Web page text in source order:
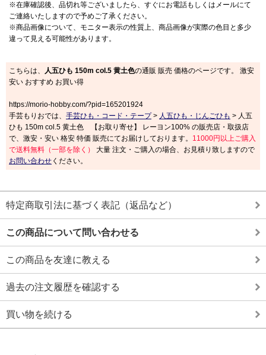
※在庫確認後、品切れ等ございましたら、すぐにお電話もしくはメールにて
ご連絡いたしますので予めご了承ください。
※商品画像について、モニター表示の性質上、商品画像が実際の色目と多少
違って見える可能性があります。
こちらは、 人五ひも 150m col.5 黄土色の通販 販売 価格のページです。 激安
安い おすすめ お買い得
https://morio-hobby.com/?pid=165201924
手芸もりおでは、 手芸ひも・コード・テープ> 人五ひも・じんごひも > 人五
ひも 150m col.5 黄土色 【お取り寄せ】 レーヨン100% の販売店・取扱店
で、激安・安い 格安 特価 販売にてお届けしております。 11000円以上ご購入
で送料無料（一部を除く）
大量 注文・ご購入の場合、お見積り致しますので
お問い合わせ ください。
特定商取引法に基づく表記（返品など）
この商品について問い合わせる
この商品を友達に教える
過去の注文履歴を確認する
買い物を続ける